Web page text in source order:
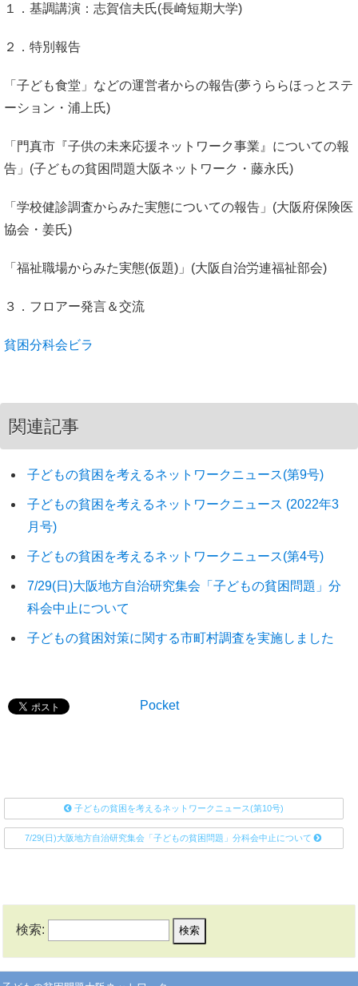
１．基調講演：志賀信夫氏(長崎短期大学)
２．特別報告
「子ども食堂」などの運営者からの報告(夢うららほっとステ
ーション・浦上氏)
「門真市『子供の未来応援ネットワーク事業』についての報
告」(子どもの貧困問題大阪ネットワーク・藤永氏)
「学校健診調査からみた実態についての報告」(大阪府保険医
協会・姜氏)
「福祉職場からみた実態(仮題)」(大阪自治労連福祉部会)
３．フロアー発言＆交流
貧困分科会ビラ
関連記事
子どもの貧困を考えるネットワークニュース(第9号)
子どもの貧困を考えるネットワークニュース (2022年3
月号)
子どもの貧困を考えるネットワークニュース(第4号)
7/29(日)大阪地方自治研究集会「子どもの貧困問題」分
科会中止について
子どもの貧困対策に関する市町村調査を実施しました
Pocket
子どもの貧困を考えるネットワークニュース(第10号)
7/29(日)大阪地方自治研究集会「子どもの貧困問題」分科会中止について
検索: